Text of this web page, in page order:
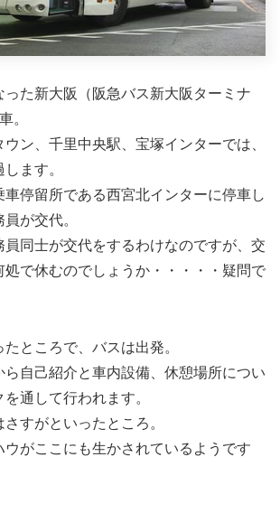
った新大阪（阪急バス新大阪ターミナ
。
ン、千里中央駅、宝塚インターでは、
ます。
車停留所である西宮北インターに停車し
が交代。
員同士が交代をするわけなのですが、交
処で休むのでしょうか・・・・・疑問で
ところで、バスは出発。
ら自己紹介と車内設備、休憩場所につい
通して行われます。
すがといったところ。
ウがここにも生かされているようです